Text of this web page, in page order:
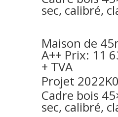
sec, calibré,
Maison de
A++ Prix: 11
+ TVA
Projet
Cadre bois
sec, calibré,